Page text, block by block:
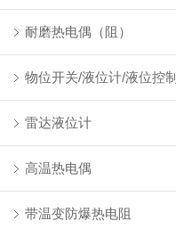
耐磨热电偶（阻）
物位开关/液位计/液位控制
雷达液位计
高温热电偶
带温变防爆热电阻